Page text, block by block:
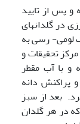
و پس از تایید
در گلدان­های
خاک لومی- رسی به
1395 در گلخانه مرکز تحقیقات و
و با آب مقطر
و پراکنش دانه
بعد از سبز
در هر گلدان